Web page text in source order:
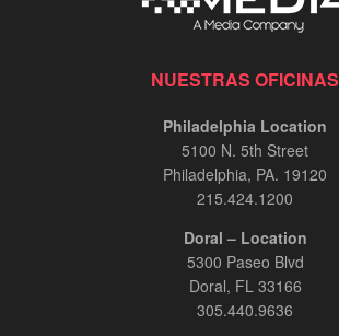
NUESTRAS OFICINAS
Philadelphia Location
5100 N. 5th Street
Philadelphia, PA. 19120
215.424.1200
Doral – Location
5300 Paseo Blvd
Doral, FL 33166
305.440.9636